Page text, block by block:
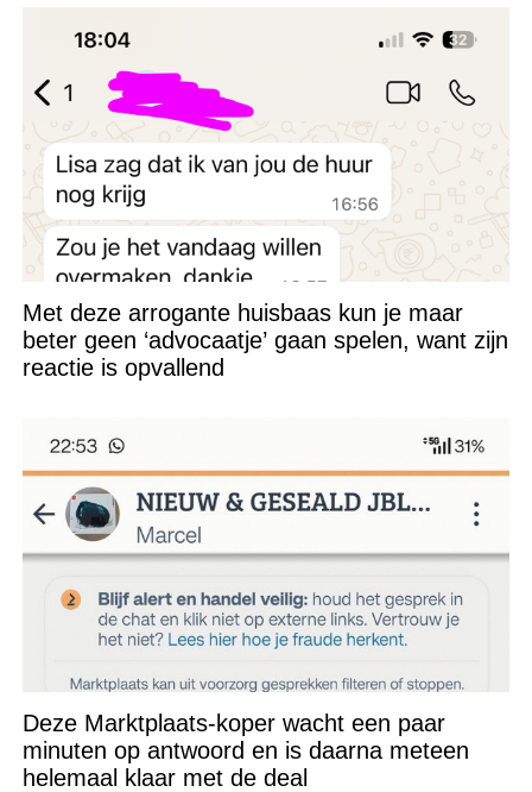
Met deze arrogante huisbaas kun je maar
beter geen ‘advocaatje’ gaan spelen, want zijn
reactie is opvallend
Deze Marktplaats-koper wacht een paar
minuten op antwoord en is daarna meteen
helemaal klaar met de deal